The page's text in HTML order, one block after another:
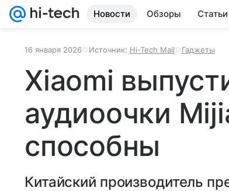
Новости Обзоры Статьи
16 января 2026 Источник: Hi-Tech Mail Гаджеты
Xiaomi
аудиоочки
способны
Китайский производитель